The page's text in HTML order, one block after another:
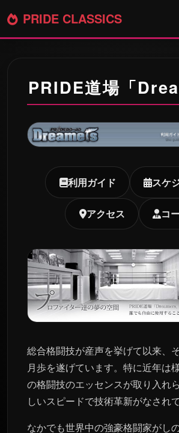
PRIDE CLASSICS
PRIDE道場「
利用ガイド スケ
アクセス コ
総合格闘技が産声を挙げて以来、
月歩を遂げています。特に近年は
の格闘技のエッセンスが取り入れ
しいスピードで技術革新がなされて
なかでも世界中の強豪格闘家がし